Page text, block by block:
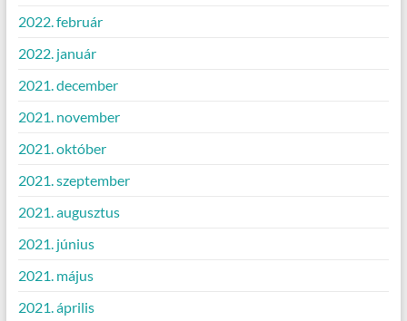
2022. február
2022. január
2021. december
2021. november
2021. október
2021. szeptember
2021. augusztus
2021. június
2021. május
2021. április